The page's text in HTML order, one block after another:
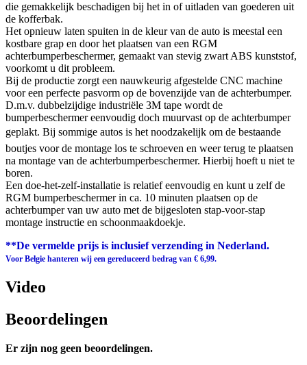
die gemakkelijk beschadigen bij het in of uitladen van goederen uit
de kofferbak.
Het opnieuw laten spuiten in de kleur van de auto is meestal een
kostbare grap en door het plaatsen van een RGM
achterbumperbeschermer, gemaakt van stevig zwart ABS kunststof,
voorkomt u dit probleem.
Bij de productie zorgt een nauwkeurig afgestelde CNC machine
voor een perfecte pasvorm op de bovenzijde van de achterbumper.
D.m.v. dubbelzijdige industriële 3M tape wordt de
bumperbeschermer eenvoudig doch muurvast op de achterbumper
geplakt. Bij sommige autos is het noodzakelijk om de bestaande
boutjes voor de montage los te schroeven en weer terug te plaatsen
na montage van de achterbumperbeschermer. Hierbij hoeft u niet te
boren.
Een doe-het-zelf-installatie is relatief eenvoudig en kunt u zelf de
RGM bumperbeschermer in ca. 10 minuten plaatsen op de
achterbumper van uw auto met de bijgesloten stap-voor-stap
montage instructie en schoonmaakdoekje.
**De vermelde prijs is inclusief verzending in Nederland.
Voor Belgie hanteren wij een gereduceerd bedrag van € 6,99.
Video
Beoordelingen
Er zijn nog geen beoordelingen.